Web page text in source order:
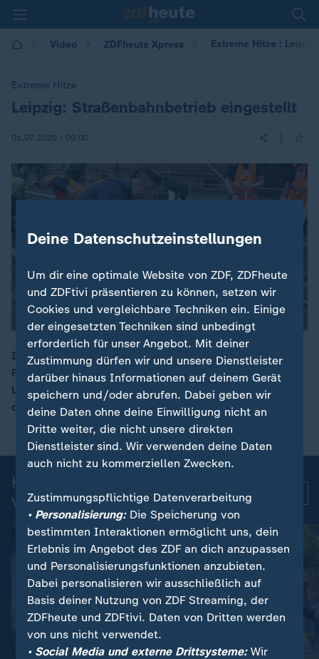
Video ZDFheute Xpress Extreme Hitze :
Extreme Hitze
:Leipzig: Straßenbahnbetrieb eingestellt
01.07.2026 | 09:00
00:13
In Leipzig ist wegen der extremen Hitze die
Fugenmasse der Straßenbahnschienen geschmolzen.
Leipziger Bürger halfen bei der Reparatur und kratzten
die Fugenmasse aus den Gleisen.
Kurznachrichten: Aktuelle
Videos
Deine Datenschutzeinstellungen
Um dir eine optimale Website von ZDF, ZDFheute
und ZDFtivi präsentieren zu können, setzen wir
Cookies und vergleichbare Techniken ein. Einige
der eingesetzten Techniken sind unbedingt
erforderlich für unser Angebot. Mit deiner
Zustimmung dürfen wir und unsere Dienstleister
darüber hinaus Informationen auf deinem Gerät
speichern und/oder abrufen. Dabei geben wir
deine Daten ohne deine Einwilligung nicht an
Dritte weiter, die nicht unsere direkten
Dienstleister sind. Wir verwenden deine Daten
auch nicht zu kommerziellen Zwecken.
Zustimmungspflichtige Datenverarbeitung
• Personalisierung:Die Speicherung von
bestimmten Interaktionen ermöglicht uns, dein
Erlebnis im Angebot des ZDF an dich anzupassen
und Personalisierungsfunktionen anzubieten.
Dabei personalisieren wir ausschließlich auf
Basis deiner Nutzung von ZDF Streaming, der
ZDFheute und ZDFtivi. Daten von Dritten werden
von uns nicht verwendet.
• Social Media und externe Drittsysteme:Wir